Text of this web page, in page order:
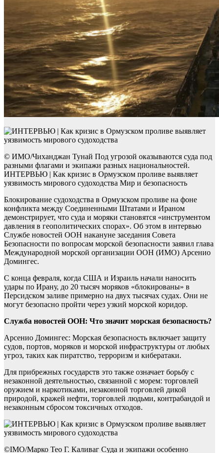
© ИМО/Чиханджан Тунай Под угрозой оказываются суда под
разными флагами и экипажи разных национальностей.
ИНТЕРВЬЮ | Как кризис в Ормузском проливе выявляет
уязвимость мирового судоходства Мир и безопасность
Блокирование судоходства в Ормузском проливе на фоне
конфликта между Соединенными Штатами и Ираном
демонстрирует, что суда и моряки становятся «инструментом
давления в геополитических спорах». Об этом в интервью
Службе новостей ООН накануне заседания Совета
Безопасности по вопросам морской безопасности заявил глава
Международной морской организации ООН (ИМО) Арсенио
Домингес.
С конца февраля, когда США и Израиль начали наносить
удары по Ирану, до 20 тысяч моряков «блокированы» в
Персидском заливе примерно на двух тысячах судах. Они не
могут безопасно пройти через узкий морской коридор.
Служба новостей ООН: Что значит морская безопасность?
Арсенио Домингес: Морская безопасность включает защиту
судов, портов, моряков и морской инфраструктуры от любых
угроз, таких как пиратство, терроризм и кибератаки.
Для прибрежных государств это также означает борьбу с
незаконной деятельностью, связанной с морем: торговлей
оружием и наркотиками, незаконной торговлей дикой
природой, кражей нефти, торговлей людьми, контрабандой и
незаконным сбросом токсичных отходов.
©IMO/Марко Тео Г. Каливаг Суда и экипажи особенно